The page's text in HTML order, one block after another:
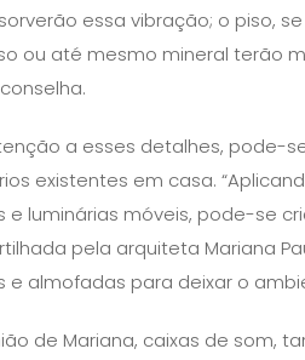
essa vibração; o piso,
ou até mesmo mineral terão
a esses detalhes, pode-
existentes em casa.
e luminárias móveis, pode-se
pela arquiteta Mariana
e almofadas para deixar o
de Mariana, caixas de som,